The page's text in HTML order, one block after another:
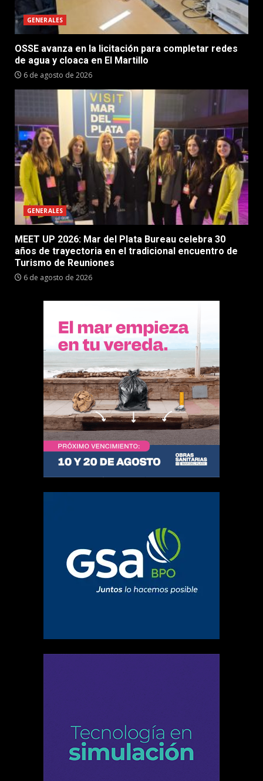
GENERALES
OSSE avanza en la licitación para completar redes
de agua y cloaca en El Martillo
6 de agosto de 2026
GENERALES
MEET UP 2026: Mar del Plata Bureau celebra 30
años de trayectoria en el tradicional encuentro de
Turismo de Reuniones
6 de agosto de 2026